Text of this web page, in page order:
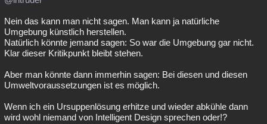
Nein das kann man nicht sagen. Man kann ja natürliche
Umgebung künstlich herstellen.
Natürlich könnte jemand sagen: So war die Umgebung gar nicht.
Klar dieser Kritikpunkt bleibt stehen.
Aber man könnte dann immerhin sagen: Bei diesen und diesen
Umweltvoraussetzungen ist es möglich.
Wenn ich ein Ursuppenlösung erhitze und wieder abkühle dann
wird wohl niemand von Intelligent Design sprechen oder!?